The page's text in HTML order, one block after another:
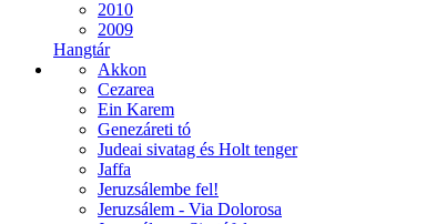
2010
2009
Hangtár
Akkon
Cezarea
Ein Karem
Genezáreti tó
Judeai sivatag és Holt tenger
Jaffa
Jeruzsálembe fel!
Jeruzsálem - Via Dolorosa